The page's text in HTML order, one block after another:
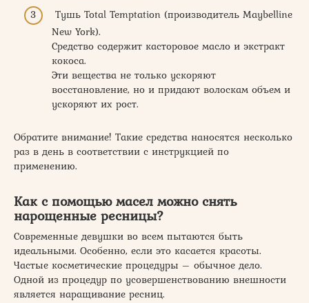
Тушь Total Temptation (производитель Maybelline
New York).
Средство содержит касторовое масло и экстракт
кокоса.
Эти вещества не только ускоряют
восстановление, но и придают волоскам объем и
ускоряют их рост.
Обратите внимание! Такие средства наносятся несколько
раз в день в соответствии с инструкцией по
применению.
Как с помощью масел можно снять
нарощенные ресницы?
Современные девушки во всем пытаются быть
идеальными. Особенно, если это касается красоты.
Частые косметические процедуры – обычное дело.
Одной из процедур по усовершенствованию внешности
является наращивание ресниц.